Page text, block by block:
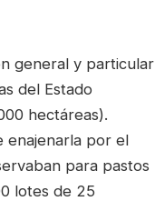
general y particular
del Estado
hectáreas).
enajenarla por el
para pastos
lotes de 25